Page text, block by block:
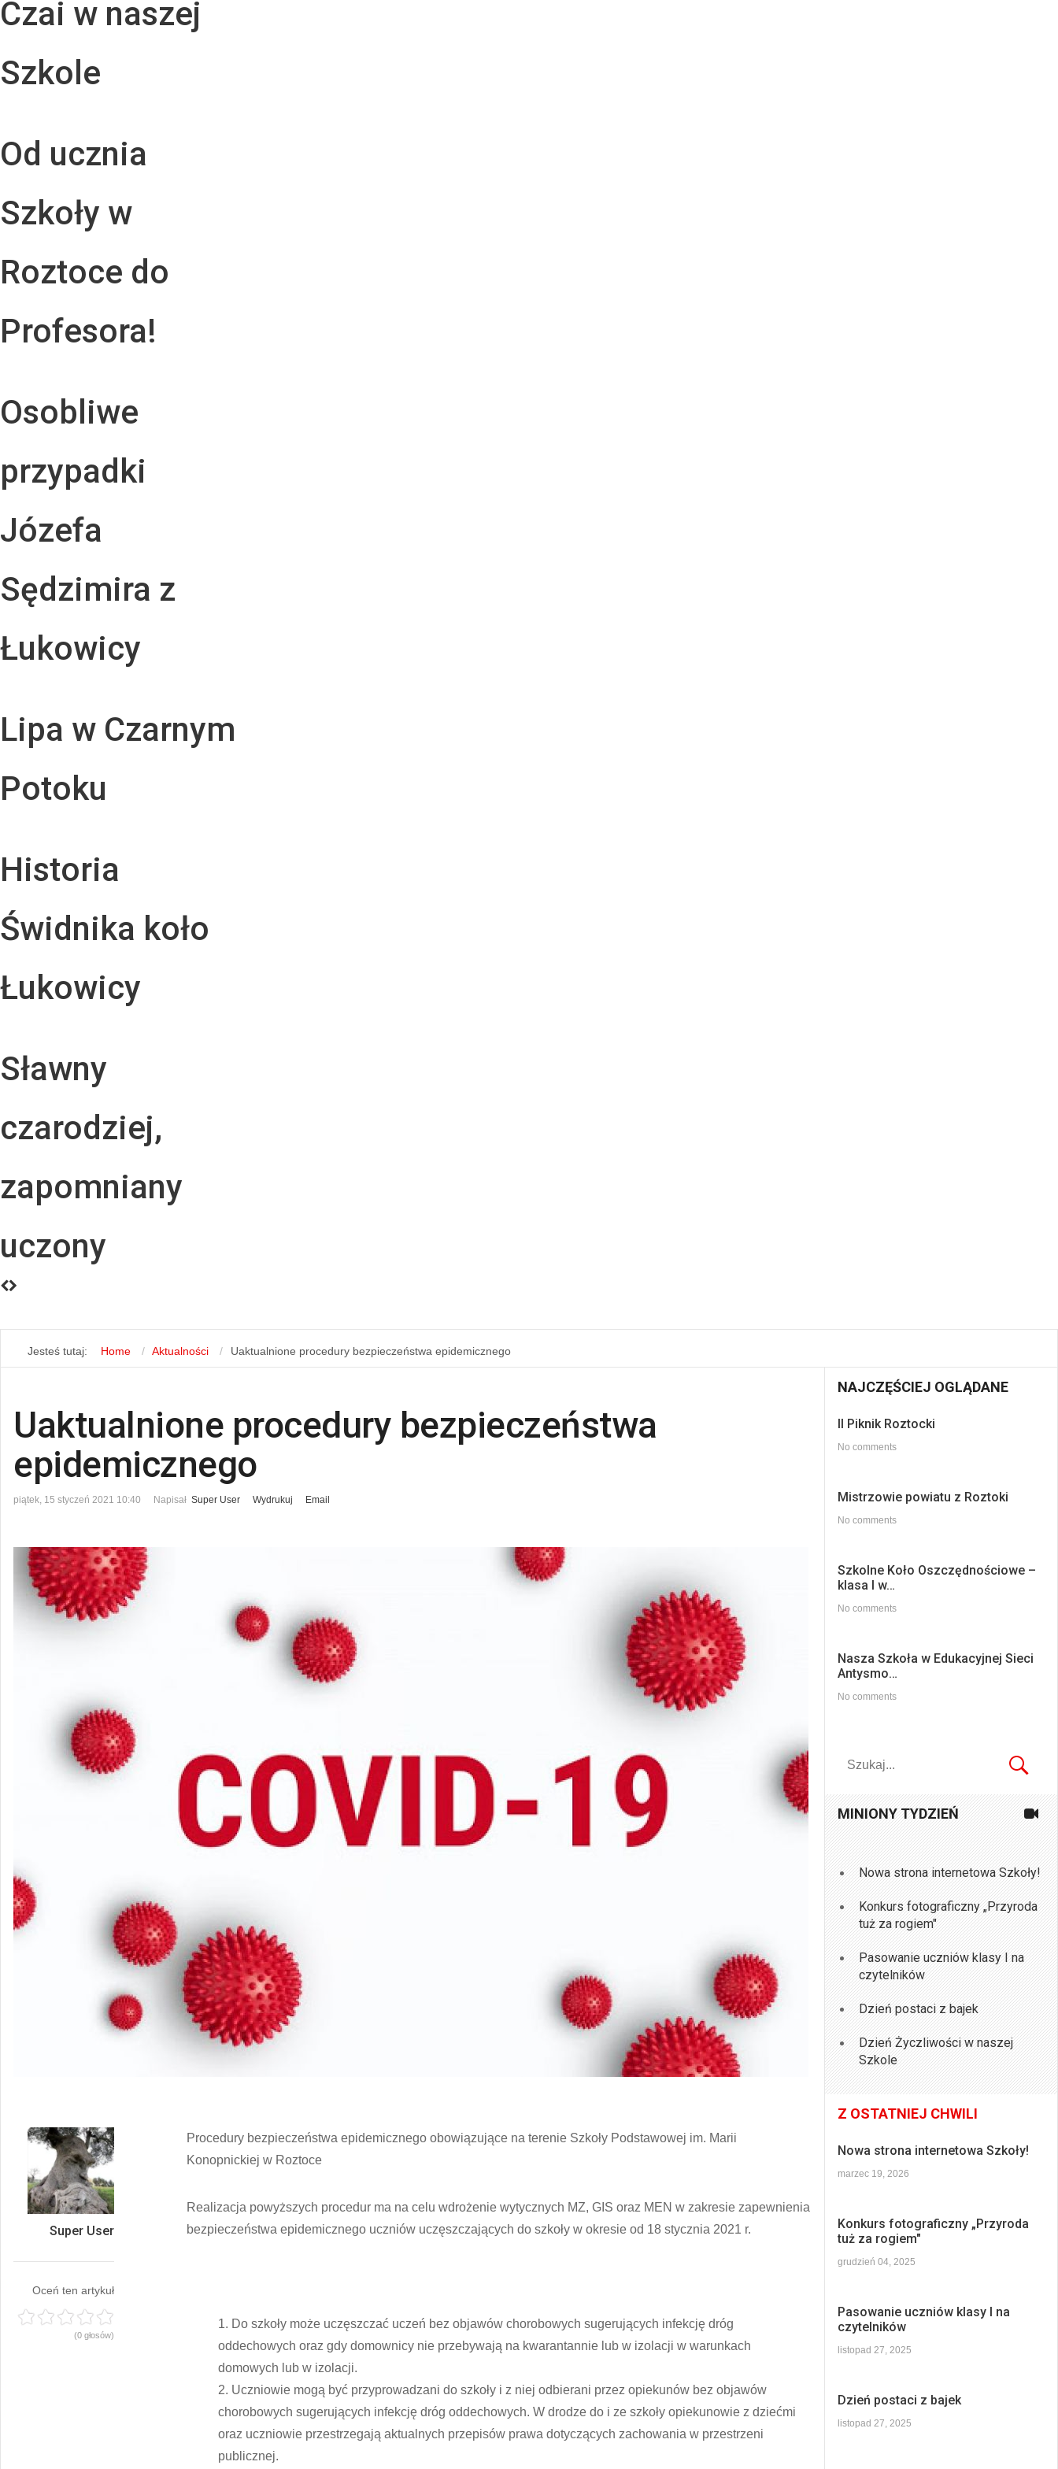
Czai w naszej
Szkole
Od ucznia
Szkoły w
Roztoce do
Profesora!
Osobliwe
przypadki
Józefa
Sędzimira z
Łukowicy
Lipa w Czarnym
Potoku
Historia
Świdnika koło
Łukowicy
Sławny
czarodziej,
zapomniany
uczony
Jesteś tutaj: Home Aktualności Uaktualnione procedury bezpieczeństwa epidemicznego
Uaktualnione procedury bezpieczeństwa
epidemicznego
piątek, 15 styczeń 2021 10:40 Napisał Super User Wydrukuj Email
Super User
Oceń ten artykuł
(0 głosów)
Procedury bezpieczeństwa epidemicznego obowiązujące na terenie Szkoły Podstawowej im. Marii
Konopnickiej w Roztoce
Realizacja powyższych procedur ma na celu wdrożenie wytycznych MZ, GIS oraz MEN w zakresie zapewnienia
bezpieczeństwa epidemicznego uczniów uczęszczających do szkoły w okresie od 18 stycznia 2021 r.
Do szkoły może uczęszczać uczeń bez objawów chorobowych sugerujących infekcję dróg
oddechowych oraz gdy domownicy nie przebywają na kwarantannie lub w izolacji w warunkach
domowych lub w izolacji.
Uczniowie mogą być przyprowadzani do szkoły i z niej odbierani przez opiekunów bez objawów
chorobowych sugerujących infekcję dróg oddechowych. W drodze do i ze szkoły opiekunowie z dziećmi
oraz uczniowie przestrzegają aktualnych przepisów prawa dotyczących zachowania w przestrzeni
publicznej.
NAJCZĘŚCIEJ OGLĄDANE
II Piknik Roztocki
No comments
Mistrzowie powiatu z Roztoki
No comments
Szkolne Koło Oszczędnościowe –
klasa I w…
No comments
Nasza Szkoła w Edukacyjnej Sieci
Antysmo…
No comments
MINIONY TYDZIEŃ
Nowa strona internetowa Szkoły!
Konkurs fotograficzny „Przyroda
tuż za rogiem"
Pasowanie uczniów klasy I na
czytelników
Dzień postaci z bajek
Dzień Życzliwości w naszej
Szkole
Z OSTATNIEJ CHWILI
Nowa strona internetowa Szkoły!
marzec 19, 2026
Konkurs fotograficzny „Przyroda
tuż za rogiem"
grudzień 04, 2025
Pasowanie uczniów klasy I na
czytelników
listopad 27, 2025
Dzień postaci z bajek
listopad 27, 2025